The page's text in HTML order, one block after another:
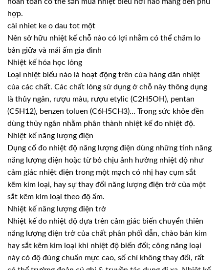
hợp.
cài nhiet ke o dau tot một
Nên sở hữu nhiệt kế chỗ nào có lợi nhằm có thể chăm lo
bản giữa và mái ấm gia đình
Nhiệt kế hóa học lỏng
Loại nhiệt biểu nào là hoạt động trên cửa hàng dãn nhiệt
của các chất. Các chất lỏng sử dụng ở chỗ này thông dụng
là thủy ngân, rượu màu, rượu etylic (C2H5OH), pentan
(C5H12), benzen toluen (C6H5CH3)… Trong sức khỏe đền
dùng thủy ngân nhằm phân thành nhiệt kế đo nhiệt độ.
Nhiệt kế năng lượng điện
Dụng cố đo nhiệt độ năng lượng điện dùng những tính năng
năng lượng điện hoặc từ bỏ chịu ảnh hưởng nhiệt độ như
cảm giác nhiệt điện trong một mạch có nhị hay cụm sắt
kẽm kim loại, hay sự thay đổi năng lượng điện trở của một
sắt kẽm kim loại theo độ ẩm.
Nhiệt kế năng lượng điện trở
Nhiệt kế đo nhiệt độ dựa trên cảm giác biến chuyển thiên
năng lượng điện trở của chất phân phối dẫn, chào bán kim
hay sắt kẽm kim loại khi nhiệt độ biến đổi; công năng loại
này có độ đúng chuẩn mực cao, số chỉ không thay đổi, rất